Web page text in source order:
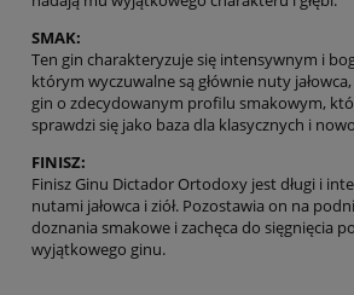
SMAK:
Ten gin charakteryzuje się intensywnym i
którym wyczuwalne są głównie nuty
gin o zdecydowanym profilu smakowym,
sprawdzi się jako baza dla klasycznych i
FINISZ:
Finisz Ginu Dictador Ortodoxy jest długi i
nutami jałowca i ziół. Pozostawia on na
doznania smakowe i zachęca do sięgnięcia
wyjątkowego ginu.